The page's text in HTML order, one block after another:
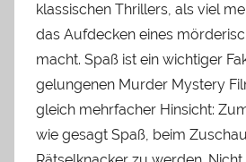
klassischen Thrillers, als viel
das Aufdecken eines
macht. Spaß ist ein wichtiger
gelungenen Murder Mystery
gleich mehrfacher Hinsicht:
wie gesagt Spaß, beim